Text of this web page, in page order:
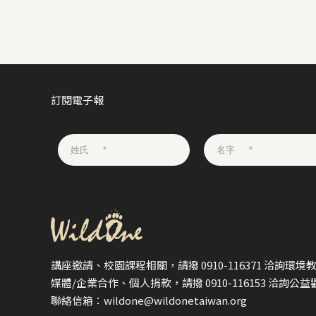
訂閱電子報
講座邀請、校園課程相關，請撥 0910-116371 洽詢環境
媒體/企業合作、個人捐款，請撥 0910-116153 洽詢公益
聯絡信箱：wildone@wildonetaiwan.org